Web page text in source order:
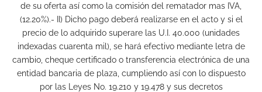
de su oferta así como la comisión del rematador mas IVA,
(12.20%).- II) Dicho pago deberá realizarse en el acto y si el
precio de lo adquirido superare las U.I. 40.000 (unidades
indexadas cuarenta mil), se hará efectivo mediante letra de
cambio, cheque certificado o transferencia electrónica de una
entidad bancaria de plaza, cumpliendo así con lo dispuesto
por las Leyes No. 19.210 y 19.478 y sus decretos